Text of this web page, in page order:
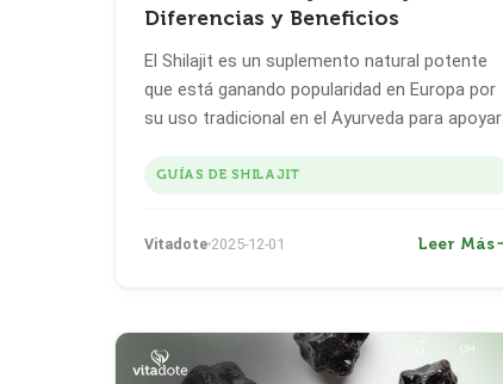
Diferencias y Beneficios
El Shilajit es un suplemento natural potente
que está ganando popularidad en Europa por
su uso tradicional en el Ayurveda para apoyar
GUÍAS DE SHILAJIT
Vitadote 2025-12-01 Leer Más